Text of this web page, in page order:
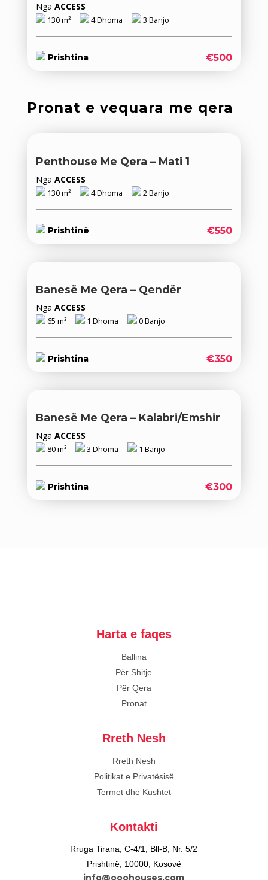
Nga ACCESS
130 m² 4 Dhoma 3 Banjo
Prishtina €500
Pronat e vequara me qera
Penthouse Me Qera – Mati 1
Nga ACCESS
130 m² 4 Dhoma 2 Banjo
Prishtinë €550
Banesë Me Qera – Qendër
Nga ACCESS
65 m² 1 Dhoma 0 Banjo
Prishtina €350
Banesë Me Qera – Kalabri/Emshir
Nga ACCESS
80 m² 3 Dhoma 1 Banjo
Prishtina €300
Harta e faqes
Ballina
Për Shitje
Për Qera
Pronat
Rreth Nesh
Rreth Nesh
Politikat e Privatësisë
Termet dhe Kushtet
Kontakti
Rruga Tirana, C-4/1, Bll-B, Nr. 5/2
Prishtinë, 10000, Kosovë
info@ooohouses.com